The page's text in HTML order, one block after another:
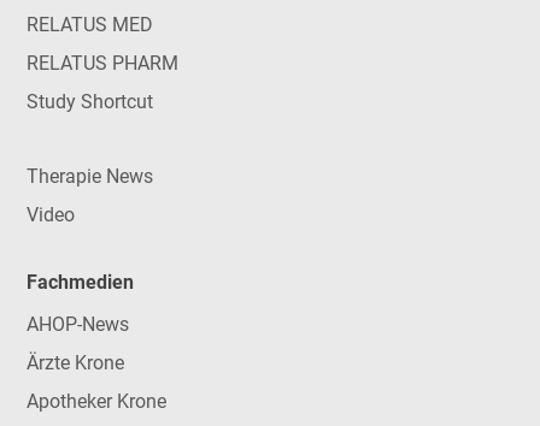
RELATUS MED
RELATUS PHARM
Study Shortcut
Therapie News
Video
Fachmedien
AHOP-News
Ärzte Krone
Apotheker Krone